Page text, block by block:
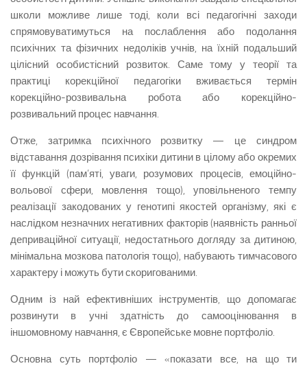
школи можливе лише тоді, коли всі педагогічні заходи
спрямовуватимуться на послаблення або подолання
психічних та фізичних недоліків учнів, на їхній подальший
цілісний особистісний розвиток. Саме тому у теорії та
практиці корекційної педагогіки вживається термін
корекційно-розвивальна робота або корекційно-
розвивальний процес навчання.
Отже, затримка психічного розвитку — це синдром
відставання дозрівання психіки дитини в цілому або окремих
її функцій (пам’яті, уваги, розумових процесів, емоційно-
вольової сфери, мовлення тощо), уповільненого темпу
реалізації закодованих у генотипі якостей організму, які є
наслідком незначних негативних факторів (наявність ранньої
деприваційної ситуації, недостатнього догляду за дитиною,
мінімальна мозкова патологія тощо), набувають тимчасового
характеру і можуть бути скоригованими.
Одним із най ефективніших інструментів, що допомагає
розвинути в учні здатність до самооцінювання в
іншомовному навчання, є Європейське мовне портфоліо.
Основна суть портфоліо — «показати все, на що ти